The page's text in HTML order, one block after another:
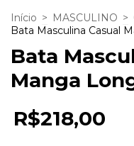
Início > MASCULINO >
Bata Masculina Casual
Bata
Manga
R$218,00